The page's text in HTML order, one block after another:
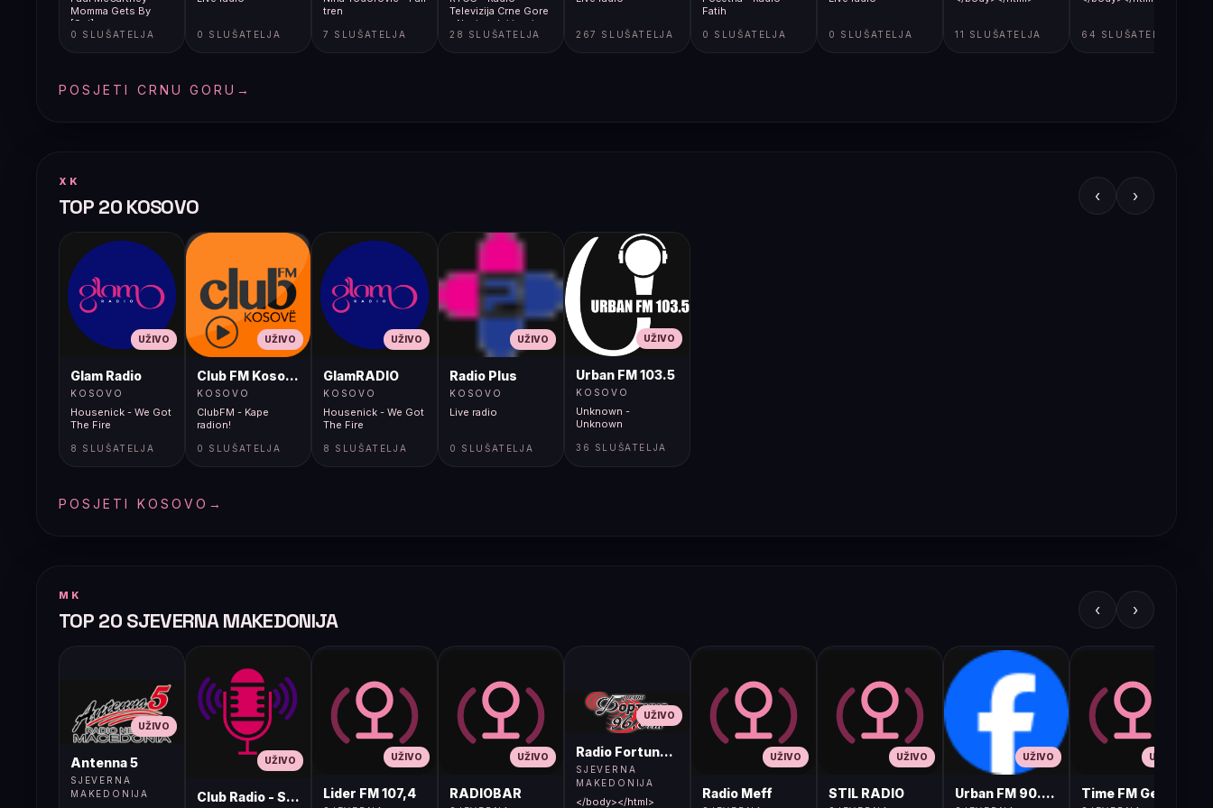
Momma Gets By
[9gj]
0 SLUŠATELJA 0 SLUŠATELJA
tren
7 SLUŠATELJA
Televizija Crne Gore
- Nacionalni javni
servis
28 SLUŠATELJA 267 SLUŠATELJA
Fatih
0 SLUŠATELJA 0 SLUŠATELJA 11 SLUŠATELJA 64 SLUŠATELJA
POSJETI CRNU GORU →
XK
TOP 20 KOSOVO ‹ ›
UŽIVO
Glam Radio
KOSOVO
Housenick - We Got
The Fire
8 SLUŠATELJA
UŽIVO
Club FM Kosovë
KOSOVO
ClubFM - Kape
radion!
0 SLUŠATELJA
UŽIVO
GlamRADIO
KOSOVO
Housenick - We Got
The Fire
8 SLUŠATELJA
UŽIVO
Radio Plus
KOSOVO
Live radio
0 SLUŠATELJA
UŽIVO
Urban FM 103.5
KOSOVO
Unknown -
Unknown
36 SLUŠATELJA
POSJETI KOSOVO →
MK
TOP 20 SJEVERNA MAKEDONIJA ‹ ›
UŽIVO
Antenna 5
SJEVERNA
MAKEDONIJA
UŽIVO
Club Radio - Skopje, Mcedonia
UŽIVO
Lider FM 107,4
UŽIVO
RADIOBAR
UŽIVO
Radio Fortuna 96.8 FM
SJEVERNA
MAKEDONIJA
</body></html>
UŽIVO
Radio Meff
UŽIVO
STIL RADIO
UŽIVO
Urban FM 90.8 Skopje
UŽIVO
Time FM Gevgelija